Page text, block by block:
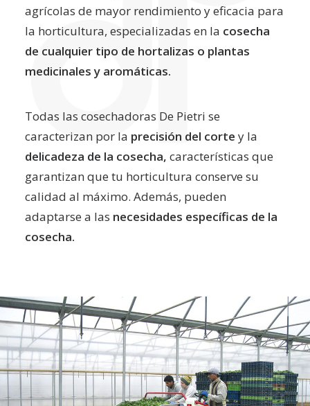
agrícolas de mayor rendimiento y eficacia para
la horticultura, especializadas en la cosecha
de cualquier tipo de hortalizas o plantas
medicinales y aromáticas.
Todas las cosechadoras De Pietri se
caracterizan por la precisión del corte y la
delicadeza de la cosecha, características que
garantizan que tu horticultura conserve su
calidad al máximo. Además, pueden
adaptarse a las necesidades específicas de la
cosecha.